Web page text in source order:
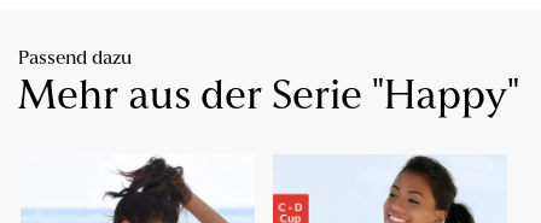
Passend dazu
Mehr aus der Serie "Happy"